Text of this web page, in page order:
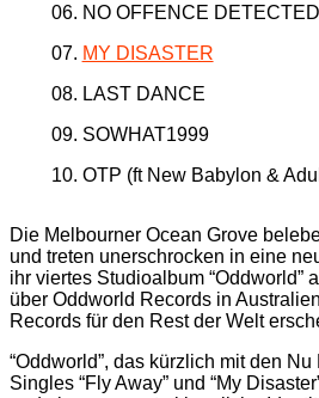
06. NO OFFENCE DETECTED
07. MY DISASTER
08. LAST DANCE
09. SOWHAT1999
10. OTP (ft New Babylon &
Die Melbourner Ocean Grove
und treten unerschrocken in eine
ihr viertes Studioalbum “Oddworld”
über Oddworld Records in
Records für den Rest der Welt
“Oddworld”, das kürzlich mit den
Singles “Fly Away” und “My